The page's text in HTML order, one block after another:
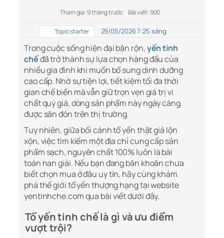
Tham gia: 9 tháng trước Bài viết: 900
Topic starter 29/05/2026 7:25 sáng
Trong cuộc sống hiện đại bận rộn,yến tinh
chếđã trở thành sự lựa chọn hàng đầu của
nhiều gia đình khi muốn bổ sung dinh dưỡng
cao cấp. Nhờ sự tiện lợi, tiết kiệm tối đa thời
gian chế biến mà vẫn giữ trọn vẹn giá trị vi
chất quý giá, dòng sản phẩm này ngày càng
được săn đón trên thị trường.
Tuy nhiên, giữa bối cảnh tổ yến thật giả lộn
xộn, việc tìm kiếm một địa chỉ cung cấp sản
phẩm sạch, nguyên chất 100% luôn là bài
toán nan giải. Nếu bạn đang băn khoăn chưa
biết chọn mua ở đâu uy tín, hãy cùng khám
phá thế giới tổ yến thượng hạng tại website
yentinhche.com qua bài viết dưới đây.
Tổ yến tinh chế là gì và ưu điểm
vượt trội?